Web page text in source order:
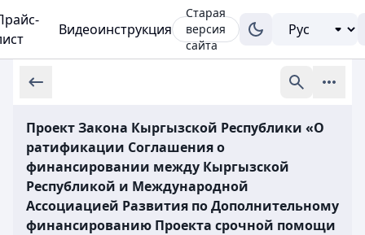
Видеоинструкция
Старая
версия
сайта
Проект Закона Кыргызской Республики «О
ратификации Соглашения о
финансировании между Кыргызской
Республикой и Международной
Ассоциацией Развития по Дополнительному
финансированию Проекта срочной помощи